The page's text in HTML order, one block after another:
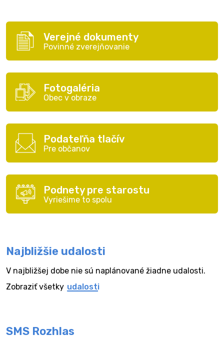
Verejné dokumenty
Povinné zverejňovanie
Fotogaléria
Obec v obraze
Podateľňa tlačív
Pre občanov
Podnety pre starostu
Vyriešime to spolu
Najbližšie udalosti
V najbližšej dobe nie sú naplánované žiadne udalosti.
Zobraziť všetky udalosti
SMS Rozhlas